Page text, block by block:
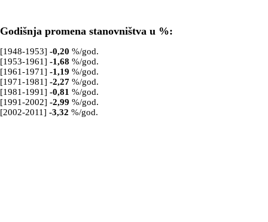
Godišnja promena stanovništva u %:
[1948-1953] -0,20 %/god.
[1953-1961] -1,68 %/god.
[1961-1971] -1,19 %/god.
[1971-1981] -2,27 %/god.
[1981-1991] -0,81 %/god.
[1991-2002] -2,99 %/god.
[2002-2011] -3,32 %/god.